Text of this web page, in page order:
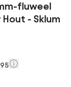
fluweel
Hout - Sklum